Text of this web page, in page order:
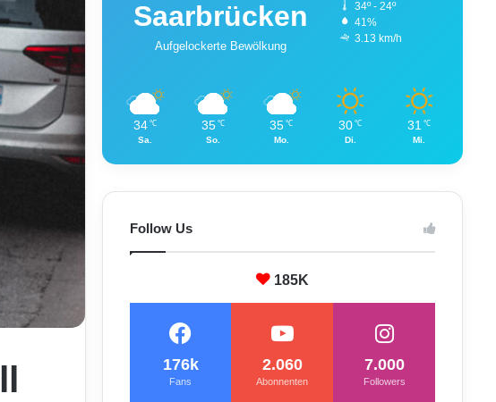
Saarbrücken
Aufgelockerte Bewölkung
34º - 24º
41%
3.13 km/h
34 ℃
Sa.
35 ℃
So.
35 ℃
Mo.
30 ℃
Di.
31 ℃
Mi.
Follow Us
185K
176k
Fans
2.060
Abonnenten
7.000
Followers